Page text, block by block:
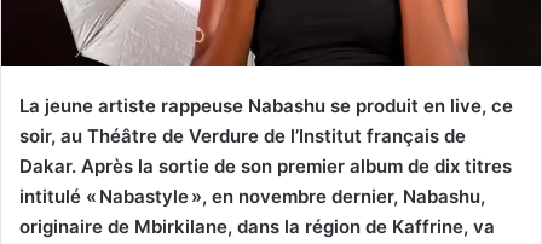
La jeune artiste rappeuse Nabashu se produit en live, ce
soir, au Théâtre de Verdure de l’Institut français de
Dakar. Après la sortie de son premier album de dix titres
intitulé « Nabastyle », en novembre dernier, Nabashu,
originaire de Mbirkilane, dans la région de Kaffrine, va